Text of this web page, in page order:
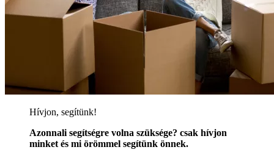
Hívjon, segítünk!
Azonnali segítségre volna szüksége? csak hívjon
minket és mi örömmel segítünk önnek.